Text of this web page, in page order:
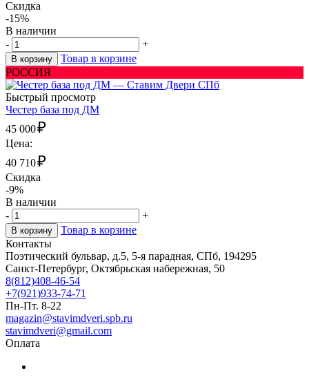
Скидка
-15%
В наличии
-
+
В корзину
Товар в корзине
РОССИЯ
Быстрый просмотр
Честер база под ДМ
45 000₽
Цена:
40 710₽
Скидка
-9%
В наличии
-
+
В корзину
Товар в корзине
Контакты
Поэтический бульвар, д.5, 5-я парадная, СПб, 194295
Санкт-Петербург, Октябрьская набережная, 50
8(812)408-46-54
+7(921)933-74-71
Пн-Пт. 8-22
magazin@stavimdveri.spb.ru
stavimdveri@gmail.com
Оплата